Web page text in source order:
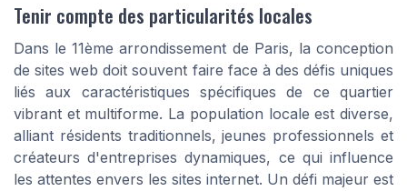
Tenir compte des particularités locales
Dans le 11ème arrondissement de Paris, la conception
de sites web doit souvent faire face à des défis uniques
liés aux caractéristiques spécifiques de ce quartier
vibrant et multiforme. La population locale est diverse,
alliant résidents traditionnels, jeunes professionnels et
créateurs d'entreprises dynamiques, ce qui influence
les attentes envers les sites internet. Un défi majeur est